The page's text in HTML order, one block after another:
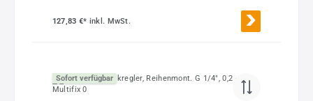
127,83 €* inkl. MwSt.
Sofort verfügbar